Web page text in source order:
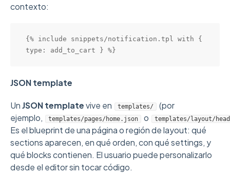
contexto:
{% include snippets/notification.tpl with {
type: add_to_cart } %}
JSON template
UnJSON templatevive en templates/
(por
ejemplo,
templates/pages/home.json o templates/layout/
Es el blueprint de una página o región de layout: qué
sections aparecen, en qué orden, con qué settings, y
qué blocks contienen. El usuario puede personalizarlo
desde el editor sin tocar código.